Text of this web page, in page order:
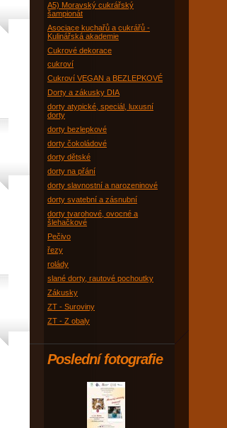
A5) Moravský cukrářský
šampionát
Asociace kuchařů a cukrářů -
Kulinářská akademie
Cukrové dekorace
cukroví
Cukroví VEGAN a BEZLEPKOVÉ
Dorty a zákusky DIA
dorty atypické, speciál, luxusní
dorty
dorty bezlepkové
dorty čokoládové
dorty dětské
dorty na přání
dorty slavnostní a narozeninové
dorty svatební a zásnubní
dorty tvarohové, ovocné a
šlehačkové
Pečivo
řezy
rolády
slané dorty, rautové pochoutky
Zákusky
ZT - Suroviny
ZT - Z obaly
Poslední fotografie